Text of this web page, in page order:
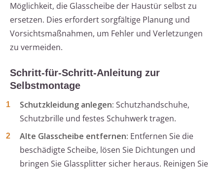
Möglichkeit, die Glasscheibe der Haustür selbst zu
ersetzen. Dies erfordert sorgfältige Planung und
Vorsichtsmaßnahmen, um Fehler und Verletzungen
zu vermeiden.
Schritt-für-Schritt-Anleitung zur
Selbstmontage
Schutzkleidung anlegen: Schutzhandschuhe,
Schutzbrille und festes Schuhwerk tragen.
Alte Glasscheibe entfernen: Entfernen Sie die
beschädigte Scheibe, lösen Sie Dichtungen und
bringen Sie Glassplitter sicher heraus. Reinigen Sie